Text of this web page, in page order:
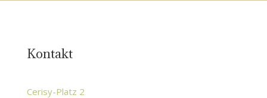
Kontakt
Cerisy-Platz 2